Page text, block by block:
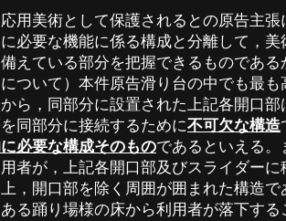
応用美術として保護されるとの原告主
必要な機能に係る構成と分離して，
えている部分を把握できるものであ
ついて）本件原告滑り台の中でも最
ら，同部分に設置された上記各開口
同部分に接続するために不可欠な構造
に必要な構成そのものであるといえる。
者が，上記各開口部及びスライダー
，開口部を除く周囲が囲まれた構造
る踊り場様の床から利用者が落下す